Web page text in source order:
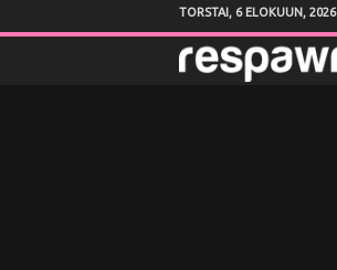
TORSTAI, 6 ELOKUUN, 2026